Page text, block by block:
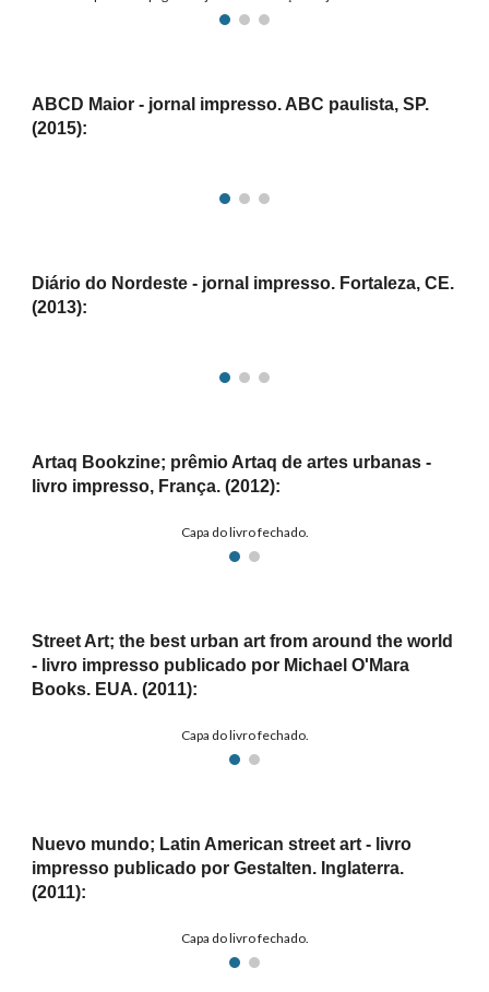
ABCD Maior - jornal impresso. ABC paulista, SP.
(2015):
Diário do Nordeste- jornal impresso. Fortaleza, CE.
(2013):
Artaq Bookzine; prêmio Artaq de artes urbanas -
livro impresso, França. (2012):
Capa do livro fechado.
Street Art; the best urban art from around the world
- livro impresso publicado por Michael O'Mara
Books. EUA. (2011):
Capa do livro fechado.
Nuevo mundo; Latin American street art- livro
impresso publicado por Gestalten. Inglaterra.
(2011):
Capa do livro fechado.